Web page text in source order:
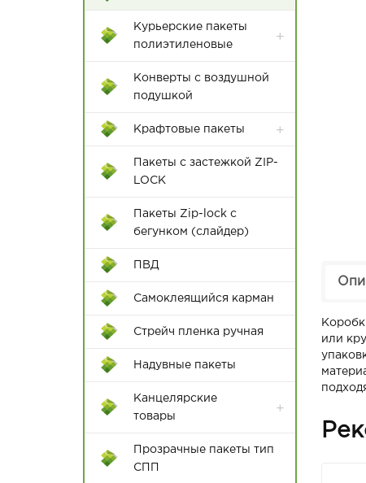
Пластиковые ящики
Курьерские пакеты
полиэтиленовые
Конверты с воздушной
подушкой
Крафтовые пакеты
Пакеты с крученой ручкой
Пакеты с плоской с ручкой
Пакеты с застежкой ZIP-
LOCK
Пакеты Zip-lock с
бегунком (слайдер)
ПВД
Самоклеящийся карман
Стрейч пленка ручная
Надувные пакеты
Канцелярские
товары
Бумажная продукция
Прозрачные пакеты тип
СПП
или